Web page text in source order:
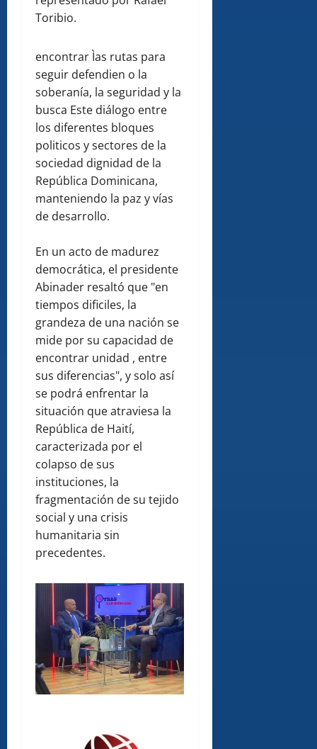
Toribio.
encontrar Ìas rutas para
seguir defendien o la
soberanía, la seguridad y la
busca Este diálogo entre
los diferentes bloques
politicos y sectores de la
sociedad dignidad de la
República Dominicana,
manteniendo la paz y vías
de desarrollo.
En un acto de madurez
democrática, el presidente
Abinader resaltó que "en
tiempos dificiles, la
grandeza de una nación se
mide por su capacidad de
encontrar unidad , entre
sus diferencias", y solo así
se podrá enfrentar la
situación que atraviesa la
República de Haití,
caracterizada por el
colapso de sus
instituciones, la
fragmentación de su tejido
social y una crisis
humanitaria sin
precedentes.